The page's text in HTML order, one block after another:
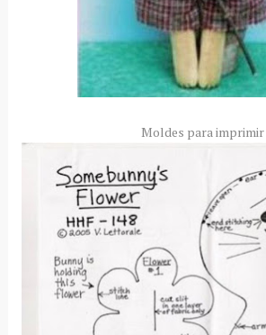
Moldes para imprimir